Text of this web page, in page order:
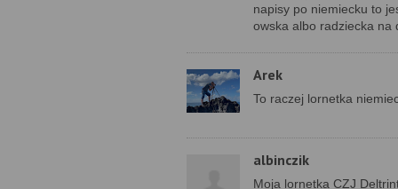
napisy po niemiecku to
owska albo radziecka na
Arek
To raczej lornetka
albinczik
Moja lornetka CZJ